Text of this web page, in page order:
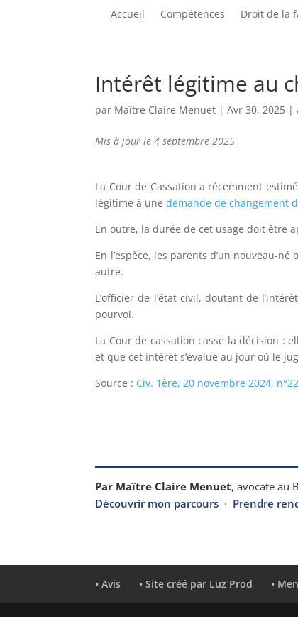
Accueil Compétences Droit de la
Intérêt légitime au
par Maître Claire Menuet |Avr 30, 2025 |
Mis à jour le 4 septembre 2025
La Cour de Cassation a récemment
légitime à une demande de changement
En outre, la durée de cet usage doit être
En l’espèce, les parents d’un nouveau-
autre.
L’officier de l’état civil, doutant de
pourvoi.
La Cour de cassation casse la décision :
et que cet intérêt s’évalue au jour où le
Source : Civ. 1ère, 20 novembre 2024,
Par Maître Claire Menuet, avocate au
Découvrir mon parcours · Prendre
• Avis • Site créé par Luz Prod •